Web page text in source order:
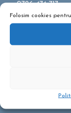
Folosim cookies
0726 474 717
înscrie-te la